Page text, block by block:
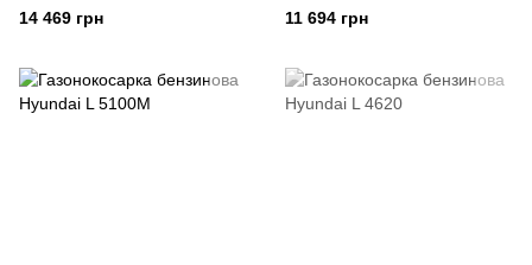
14 469 грн 11 694 грн